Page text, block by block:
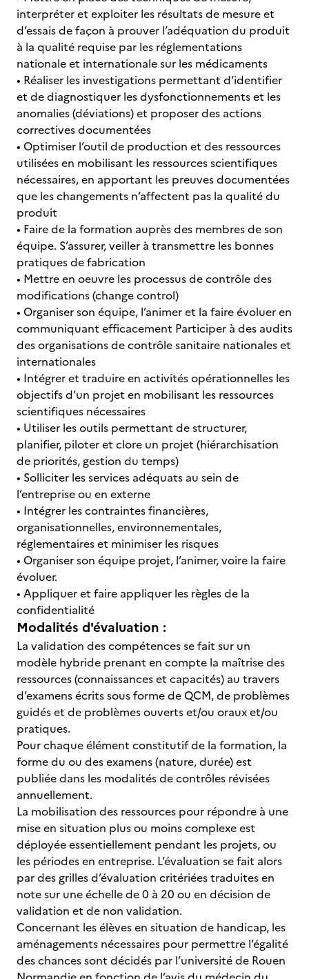
interpréter et exploiter les résultats de mesure et
d’essais de façon à prouver l’adéquation du produit
à la qualité requise par les réglementations
nationale et internationale sur les médicaments
• Réaliser les investigations permettant d’identifier
et de diagnostiquer les dysfonctionnements et les
anomalies (déviations) et proposer des actions
correctives documentées
• Optimiser l’outil de production et des ressources
utilisées en mobilisant les ressources scientifiques
nécessaires, en apportant les preuves documentées
que les changements n’affectent pas la qualité du
produit
• Faire de la formation auprès des membres de son
équipe. S’assurer, veiller à transmettre les bonnes
pratiques de fabrication
• Mettre en oeuvre les processus de contrôle des
modifications (change control)
• Organiser son équipe, l’animer et la faire évoluer en
communiquant efficacement Participer à des audits
des organisations de contrôle sanitaire nationales et
internationales
• Intégrer et traduire en activités opérationnelles les
objectifs d’un projet en mobilisant les ressources
scientifiques nécessaires
• Utiliser les outils permettant de structurer,
planifier, piloter et clore un projet (hiérarchisation
de priorités, gestion du temps)
• Solliciter les services adéquats au sein de
l’entreprise ou en externe
• Intégrer les contraintes financières,
organisationnelles, environnementales,
réglementaires et minimiser les risques
• Organiser son équipe projet, l’animer, voire la faire
évoluer.
• Appliquer et faire appliquer les règles de la
confidentialité
Modalités d'évaluation :
La validation des compétences se fait sur un
modèle hybride prenant en compte la maîtrise des
ressources (connaissances et capacités) au travers
d’examens écrits sous forme de QCM, de problèmes
guidés et de problèmes ouverts et/ou oraux et/ou
pratiques.
Pour chaque élément constitutif de la formation, la
forme du ou des examens (nature, durée) est
publiée dans les modalités de contrôles révisées
annuellement.
La mobilisation des ressources pour répondre à une
mise en situation plus ou moins complexe est
déployée essentiellement pendant les projets, ou
les périodes en entreprise. L’évaluation se fait alors
par des grilles d’évaluation critériées traduites en
note sur une échelle de 0 à 20 ou en décision de
validation et de non validation.
Concernant les élèves en situation de handicap, les
aménagements nécessaires pour permettre l’égalité
des chances sont décidés par l’université de Rouen